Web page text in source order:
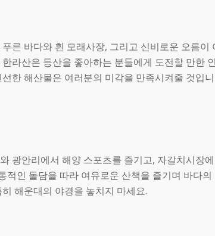
른 바다와 흰 모래사장, 그리고 신비로운 오름이
라산은 등산을 좋아하는 분들에게 도전할 만한
한 해산물은 여러분의 미각을 만족시켜줄 것입니
광안리에서 해양 스포츠를 즐기고, 자갈치시장에
적인 돌담을 따라 여유로운 산책을 즐기며 바다의
해운대의 야경을 놓치지 마세요.